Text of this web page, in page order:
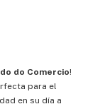
do Comercio!
para el
en su día a